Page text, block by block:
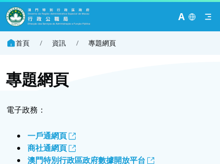
A
首頁 / 資訊 / 專題網頁
專題網頁
電子政務：
一戶通網頁
商社通網頁
澳門特別行政區政府數據開放平台